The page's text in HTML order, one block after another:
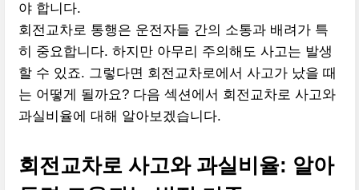
야 합니다.
회전교차로 통행은 운전자들 간의 소통과 배려가 특
히 중요합니다. 하지만 아무리 주의해도 사고는 발생
할 수 있죠. 그렇다면 회전교차로에서 사고가 났을 때
는 어떻게 될까요? 다음 섹션에서 회전교차로 사고와
과실비율에 대해 알아보겠습니다.
회전교차로 사고와 과실비율: 알아